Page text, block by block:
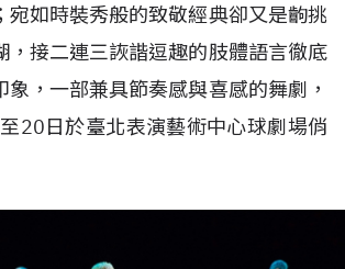
宛如時裝秀般的致敬經典卻又是齣挑
，接二連三詼諧逗趣的肢體語言徹底
，一部兼具節奏感與喜感的舞劇，
20日於臺北表演藝術中心球劇場俏